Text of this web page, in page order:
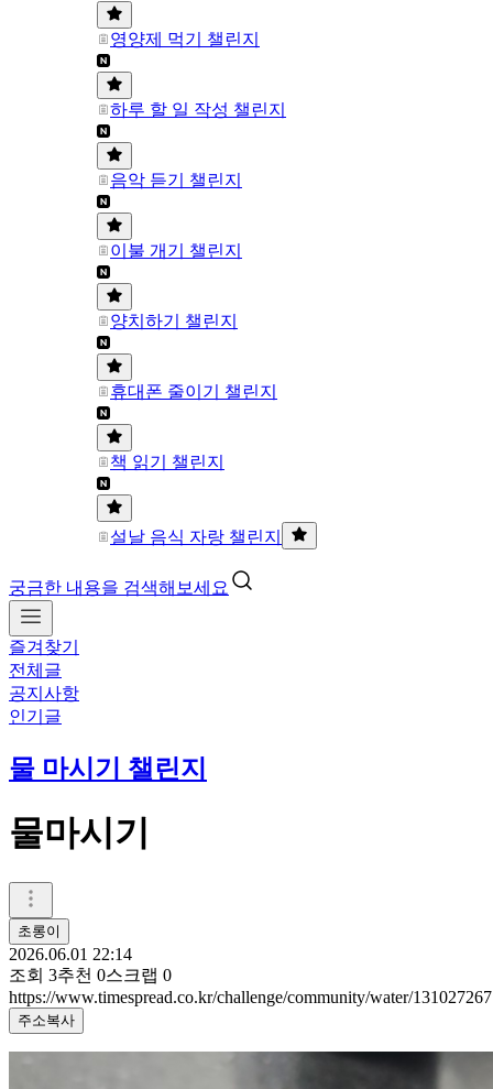
영양제 먹기 챌린지
하루 할 일 작성 챌린지
음악 듣기 챌린지
이불 개기 챌린지
양치하기 챌린지
휴대폰 줄이기 챌린지
책 읽기 챌린지
설날 음식 자랑 챌린지
궁금한 내용을 검색해보세요
즐겨찾기
전체글
공지사항
인기글
물 마시기 챌린지
물마시기
초롱이
2026.06.01 22:14
조회 3추천 0스크랩 0
https://www.timespread.co.kr/challenge/community/water/131027267
주소복사